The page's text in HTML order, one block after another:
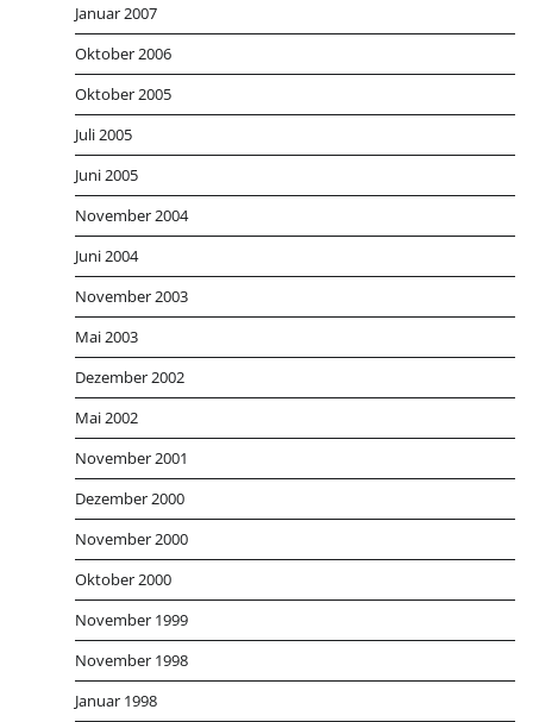
Januar 2007
Oktober 2006
Oktober 2005
Juli 2005
Juni 2005
November 2004
Juni 2004
November 2003
Mai 2003
Dezember 2002
Mai 2002
November 2001
Dezember 2000
November 2000
Oktober 2000
November 1999
November 1998
Januar 1998